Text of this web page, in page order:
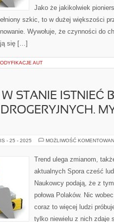
Jako że jakikolwiek
szkic, to w dużej większości
Wywołuje, że czynności do
się […]
AUT
STANIE ISTNIEĆ
- 25 - 2025 MOŻLIWOŚĆ
Trend ulega zmianom,
aktualnych Spora cześć
Naukowcy podają, że z
połowa Polaków. Nic
coraz to więcej ludzi
tylko niewielu z nich zdaje